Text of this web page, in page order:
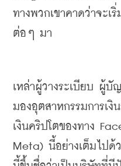
ทางพวกเขาคาดว่าจะเริ่
ต่อๆ มา
เหล่าผู้วางระเบียบ ผู้
มองอุตสาหกรรมการเงิ
เงินคริปโตของทาง
Meta) นี้อย่างเต็มไปด้